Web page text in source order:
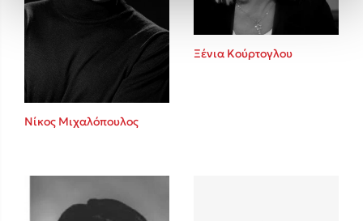
Νίκος Μιχαλόπουλος
Ξένια Κούρτογλου